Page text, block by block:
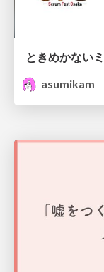
asumikam